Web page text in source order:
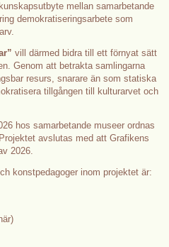
mellan samarbetande
demokratiseringsarbete som
vill därmed bidra till ett förnyat sätt
Genom att betrakta samlingarna
resurs, snarare än som statiska
tillgången till kulturarvet och
hos samarbetande museer ordnas
avslutas med att Grafikens
2026.
konstpedagoger inom projektet är: